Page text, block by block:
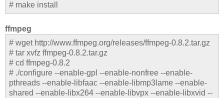
# make install
ffmpeg
# wget http://www.ffmpeg.org/releases/ffmpeg-0.8.2.tar.gz
# tar xvfz ffmpeg-0.8.2.tar.gz
# cd ffmpeg-0.8.2
# ./configure --enable-gpl --enable-nonfree --enable-
pthreads --enable-libfaac --enable-libmp3lame --enable-
shared --enable-libx264 --enable-libvpx --enable-libxvid --